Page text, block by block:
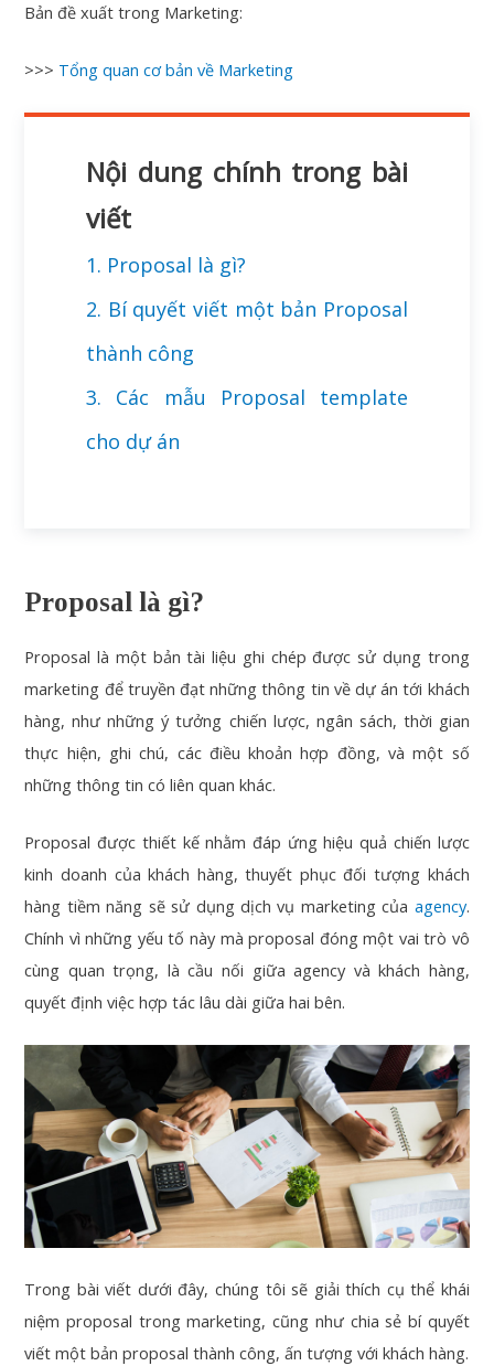
Bản đề xuất trong Marketing:
>>> Tổng quan cơ bản về Marketing
Nội dung chính trong bài
viết
1. Proposal là gì?
2. Bí quyết viết một bản Proposal
thành công
3. Các mẫu Proposal template
cho dự án
Proposal là gì?
Proposal là một bản tài liệu ghi chép được sử dụng trong
marketing để truyền đạt những thông tin về dự án tới khách
hàng, như những ý tưởng chiến lược, ngân sách, thời gian
thực hiện, ghi chú, các điều khoản hợp đồng, và một số
những thông tin có liên quan khác.
Proposal được thiết kế nhằm đáp ứng hiệu quả chiến lược
kinh doanh của khách hàng, thuyết phục đối tượng khách
hàng tiềm năng sẽ sử dụng dịch vụ marketing của agency.
Chính vì những yếu tố này mà proposal đóng một vai trò vô
cùng quan trọng, là cầu nối giữa agency và khách hàng,
quyết định việc hợp tác lâu dài giữa hai bên.
Trong bài viết dưới đây, chúng tôi sẽ giải thích cụ thể khái
niệm proposal trong marketing, cũng như chia sẻ bí quyết
viết một bản proposal thành công, ấn tượng với khách hàng.